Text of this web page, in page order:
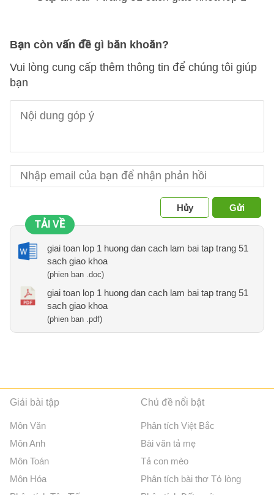
Bạn còn vấn đề gì băn khoăn?
Vui lòng cung cấp thêm thông tin để chúng tôi giúp
bạn
Hủy
Gửi
TẢI VỀ
giai toan lop 1 huong dan cach lam bai tap trang 51
sach giao khoa
(phien ban .doc)
giai toan lop 1 huong dan cach lam bai tap trang 51
sach giao khoa
(phien ban .pdf)
Giải bài tập
Môn Văn
Môn Anh
Môn Toán
Môn Hóa
Chủ đề nổi bật
Phân tích Việt Bắc
Bài văn tả mẹ
Tả con mèo
Phân tích bài thơ Tỏ lòng